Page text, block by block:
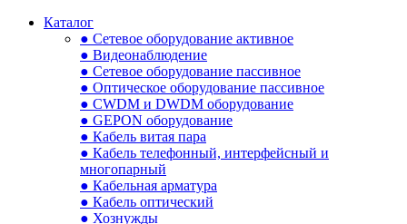
Каталог
● Сетевое оборудование активное
● Видеонаблюдение
● Сетевое оборудование пассивное
● Оптическое оборудование пассивное
● CWDM и DWDM оборудование
● GEPON оборудование
● Кабель витая пара
● Кабель телефонный, интерфейсный и
многопарный
● Кабельная арматура
● Кабель оптический
● Хознужды